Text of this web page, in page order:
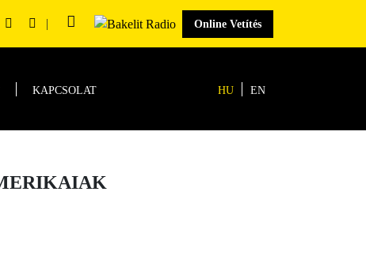
| Online Vetítés
KAPCSOLAT HU EN